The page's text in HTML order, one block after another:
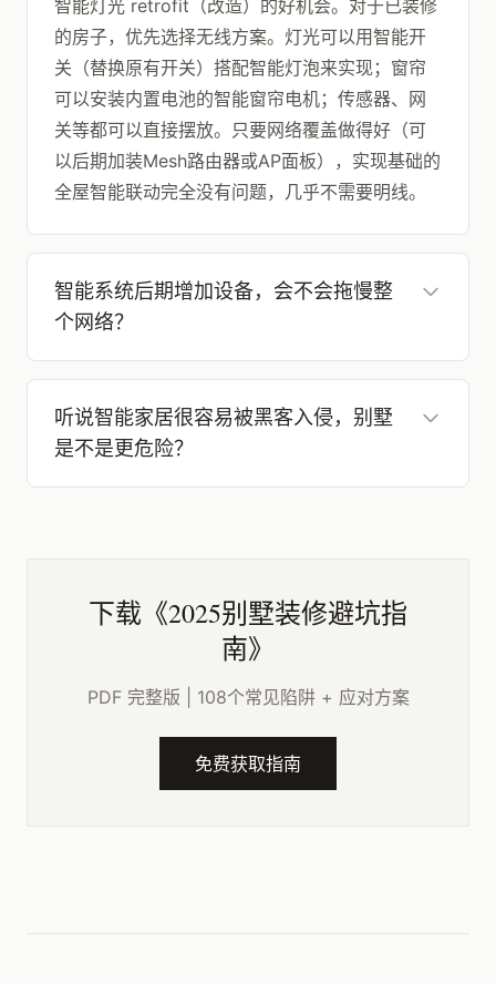
智能灯光 retrofit（改造）的好机会。对于已装修
的房子，优先选择无线方案。灯光可以用智能开
关（替换原有开关）搭配智能灯泡来实现；窗帘
可以安装内置电池的智能窗帘电机；传感器、网
关等都可以直接摆放。只要网络覆盖做得好（可
以后期加装Mesh路由器或AP面板），实现基础的
全屋智能联动完全没有问题，几乎不需要明线。
智能系统后期增加设备，会不会拖慢整
个网络？
听说智能家居很容易被黑客入侵，别墅
是不是更危险？
下载《2025别墅装修避坑指
南》
PDF 完整版 | 108个常见陷阱 + 应对方案
免费获取指南